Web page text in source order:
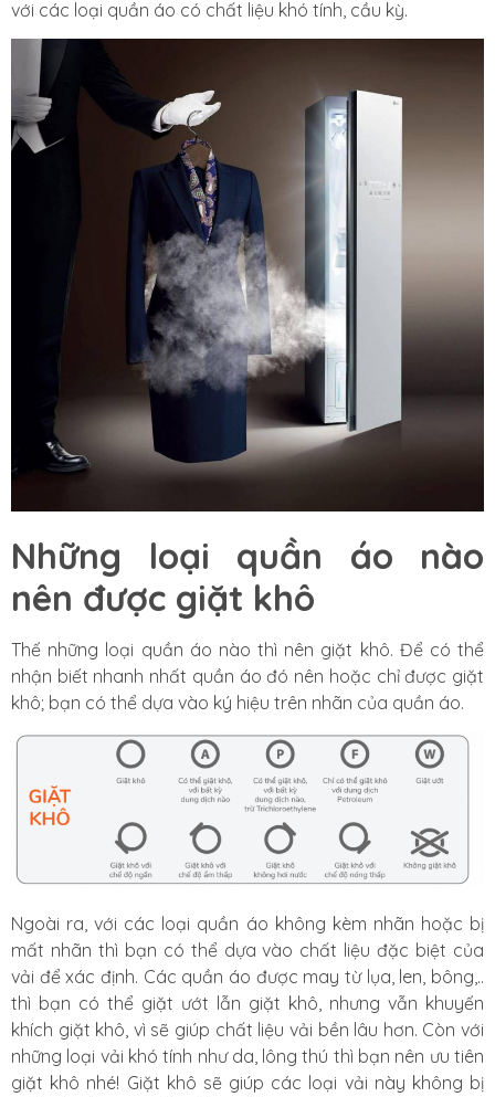
với các loại quần áo có chất liệu khó tính, cầu kỳ.
Những loại quần áo nào
nên được giặt khô
Thế những loại quần áo nào thì nên giặt khô. Để có thể
nhận biết nhanh nhất quần áo đó nên hoặc chỉ được giặt
khô; bạn có thể dựa vào ký hiệu trên nhãn của quần áo.
Ngoài ra, với các loại quần áo không kèm nhãn hoặc bị
mất nhãn thì bạn có thể dựa vào chất liệu đặc biệt của
vải để xác định. Các quần áo được may từ lụa, len, bông,..
thì bạn có thể giặt ướt lẫn giặt khô, nhưng vẫn khuyến
khích giặt khô, vì sẽ giúp chất liệu vải bền lâu hơn. Còn với
những loại vải khó tính như da, lông thú thì bạn nên ưu tiên
giặt khô nhé! Giặt khô sẽ giúp các loại vải này không bị